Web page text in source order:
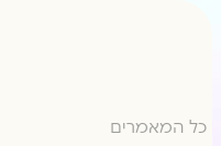
כל המאמרים